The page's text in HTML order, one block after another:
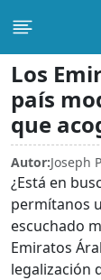
Los
país
que
Autor:Joseph
¿Está en
permítanos
escuchado
Emiratos
legalización